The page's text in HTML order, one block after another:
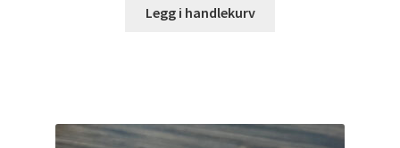
Legg i handlekurv